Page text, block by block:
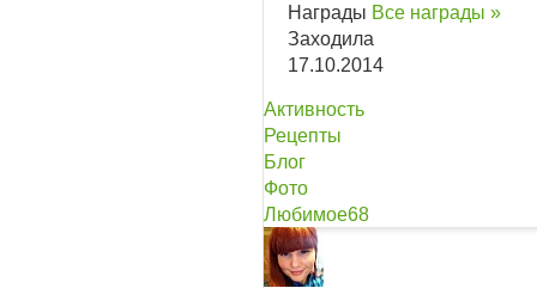
Награды Все награды »
Заходила
17.10.2014
Активность
Рецепты
Блог
Фото
Любимое68